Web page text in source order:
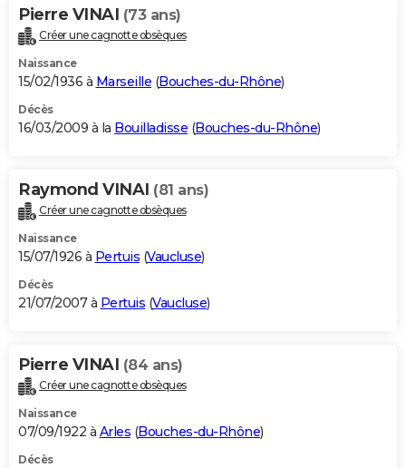
Pierre VINAI (73 ans)
Créer une cagnotte obsèques
Naissance
15/02/1936 à Marseille (Bouches-du-Rhône)
Décès
16/03/2009 à la Bouilladisse (Bouches-du-Rhône)
Raymond VINAI (81 ans)
Créer une cagnotte obsèques
Naissance
15/07/1926 à Pertuis (Vaucluse)
Décès
21/07/2007 à Pertuis (Vaucluse)
Pierre VINAI (84 ans)
Créer une cagnotte obsèques
Naissance
07/09/1922 à Arles (Bouches-du-Rhône)
Décès